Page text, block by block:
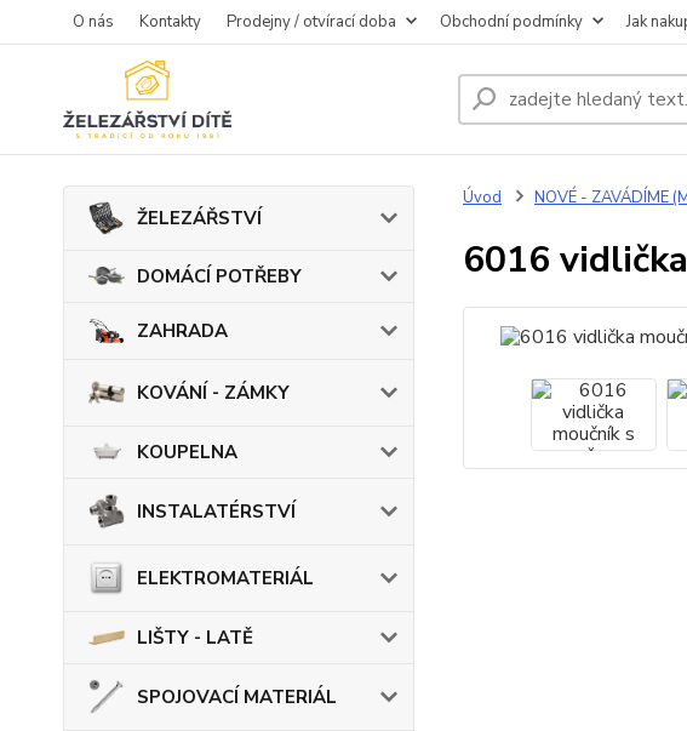
O nás Kontakty Prodejny / otvírací doba Obchodní podmínky Jak
ŽELEZÁŘSTVÍ
DOMÁCÍ POTŘEBY
ZAHRADA
KOVÁNÍ - ZÁMKY
KOUPELNA
INSTALATÉRSTVÍ
ELEKTROMATERIÁL
LIŠTY - LATĚ
SPOJOVACÍ MATERIÁL
Úvod NOVÉ - ZAVÁDÍME
6016